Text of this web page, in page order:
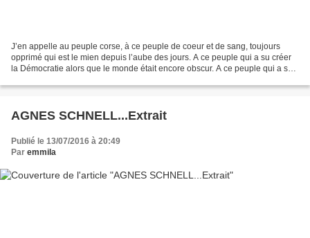
J’en appelle au peuple corse, à ce peuple de coeur et de sang, toujours
opprimé qui est le mien depuis l’aube des jours. A ce peuple qui a su créer
la Démocratie alors que le monde était encore obscur. A ce peuple qui a su
AGNES SCHNELL...Extrait
Publié le 13/07/2016 à 20:49
Par emmila